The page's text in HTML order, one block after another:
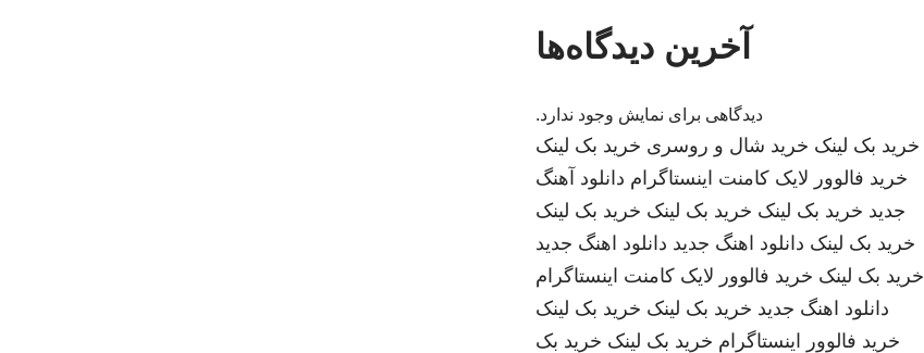
آخرین دیدگاه‌ها
دیدگاهی برای نمایش وجود ندارد.
خرید بک لینک خرید شال و روسری خرید بک لینک
خرید فالوور لایک کامنت اینستاگرام دانلود آهنگ
جدید خرید بک لینک خرید بک لینک خرید بک لینک
خرید بک لینک دانلود اهنگ جدید دانلود اهنگ جدید
خرید بک لینک خرید فالوور لایک کامنت اینستاگرام
دانلود اهنگ جدید خرید بک لینک خرید بک لینک
خرید فالوور اینستاگرام خرید بک لینک خرید بک